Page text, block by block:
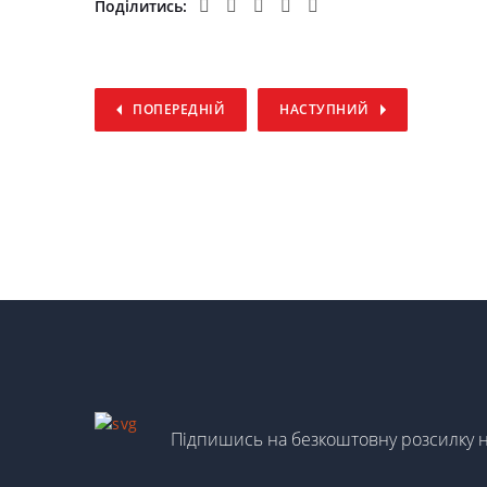
Поділитись:
ПОПЕРЕДНІЙ НАСТУПНИЙ
Підпишись на безкоштовну розсилку